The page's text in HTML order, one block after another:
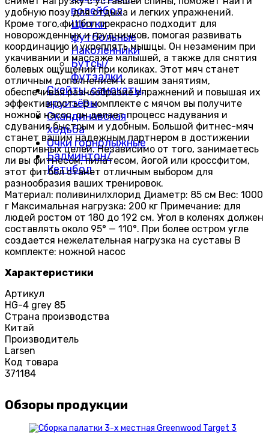
волейбол
Щитки
футбольные
Наколенники
Бутсы/
футзалки
Скейты, самокаты,
круизёры
Скандинавская
ходьба
Очки горнолыжные
Бадминтон/
Кетчбол
удобную позу для отдыха и легких упражнений.
Кроме того, фитбол прекрасно подходит для
новорожденных и грудничков, помогая развивать
координацию и укреплять мышцы. Он незаменим при
укачивании и массаже малышей, а также для снятия
болевых ощущений при коликах. Этот мяч станет
отличным дополнением к вашим занятиям,
обеспечивая разнообразие упражнений и повышая их
эффективность. В комплекте с мячом вы получите
ножной насос, он делает процесс надувания и
сдувания быстрым и удобным. Большой фитнес-мяч
станет вашим надежным партнером в достижении
спортивных целей. Независимо от того, занимаетесь
ли вы фитнесом, пилатесом, йогой или кроссфитом,
этот фитбол станет отличным выбором для
разнообразия ваших тренировок.
Материал: поливинилхлорид Диаметр: 85 см Вес: 1000
г Максимальная нагрузка: 200 кг Примечание: для
людей ростом от 180 до 192 см. Угол в коленях должен
составлять около 95° — 110°. При более остром угле
создается нежелательная нагрузка на суставы В
комплекте: ножной насос
Характеристики
Артикул
HG-4 grey 85
Страна производства
Китай
Производитель
Larsen
Код товара
371184
Обзоры продукции